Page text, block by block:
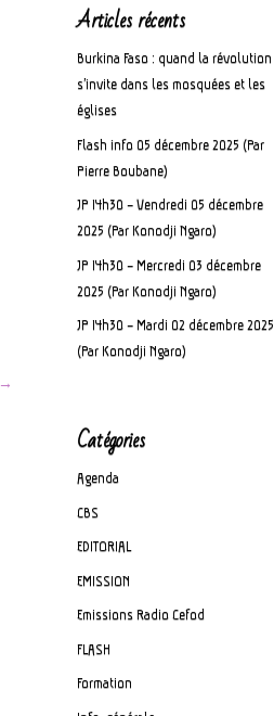
→
Articles récents
Burkina Faso : quand la révolution
s’invite dans les mosquées et les
églises
Flash info 05 décembre 2025 (Par
Pierre Boubane)
JP 14h30 – Vendredi 05 décembre
2025 (Par Konodji Ngaro)
JP 14h30 – Mercredi 03 décembre
2025 (Par Konodji Ngaro)
JP 14h30 – Mardi 02 décembre 2025
(Par Konodji Ngaro)
Catégories
Agenda
CBS
EDITORIAL
EMISSION
Emissions Radio Cefod
FLASH
Formation